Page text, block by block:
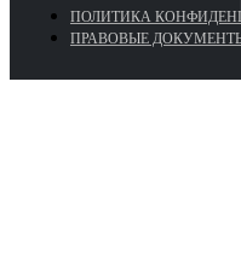
ПОЛИТИКА
ПРАВОВЫЕ